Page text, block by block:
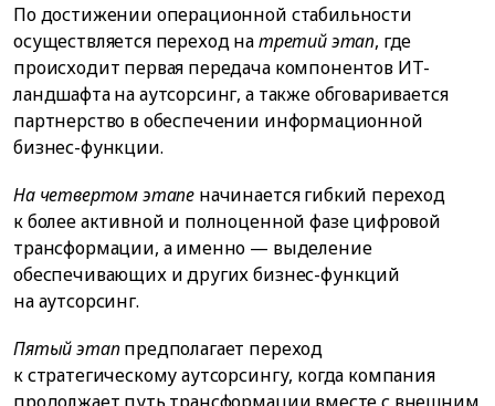
По достижении операционной стабильности
осуществляется переход натретий этап, где
происходит первая передача компонентов ИТ-
ландшафта на аутсорсинг, а также обговаривается
партнерство в обеспечении информационной
бизнес-функции.
На четвертом этапе начинается гибкий переход
к более активной и полноценной фазе цифровой
трансформации, а именно — выделение
обеспечивающих и других бизнес-функций
на аутсорсинг.
Пятый этаппредполагает переход
к стратегическому аутсорсингу, когда компания